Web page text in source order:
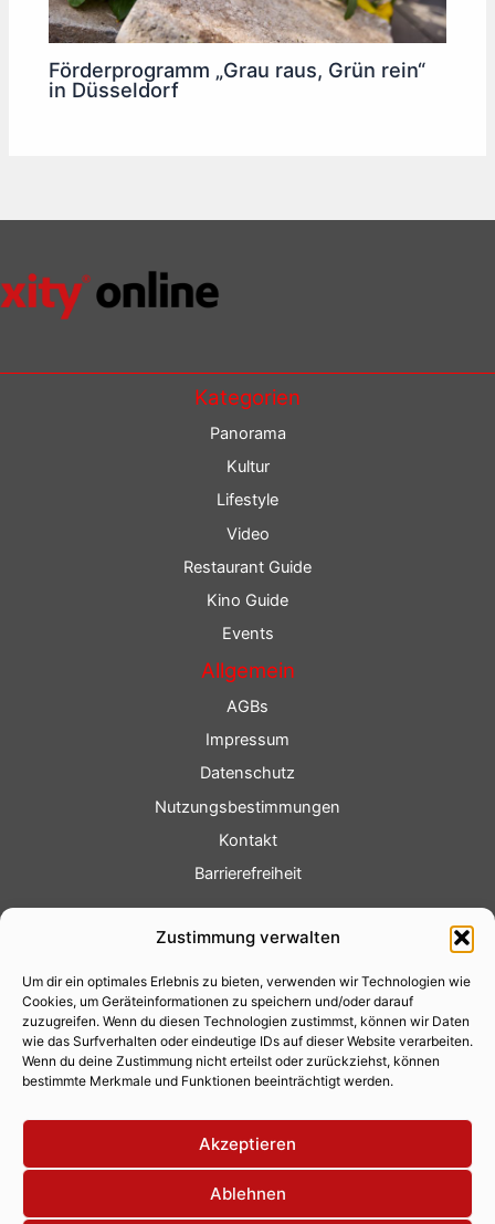
Zustimmung verwalten
Um dir ein optimales Erlebnis zu bieten, verwenden wir Technologien wie
Cookies, um Geräteinformationen zu speichern und/oder darauf
zuzugreifen. Wenn du diesen Technologien zustimmst, können wir Daten
wie das Surfverhalten oder eindeutige IDs auf dieser Website verarbeiten.
Wenn du deine Zustimmung nicht erteilst oder zurückziehst, können
bestimmte Merkmale und Funktionen beeinträchtigt werden.
Akzeptieren
Ablehnen
Förderprogramm „Grau raus, Grün rein“
in Düsseldorf
Kategorien
Panorama
Kultur
Lifestyle
Video
Restaurant Guide
Kino Guide
Events
Allgemein
AGBs
Impressum
Datenschutz
Nutzungsbestimmungen
Kontakt
Barrierefreiheit
Fotoservice
Videoservice
Werbung
Contenterstellung
Lokalnachrichten
Lokalfernsehen
Eventkalender